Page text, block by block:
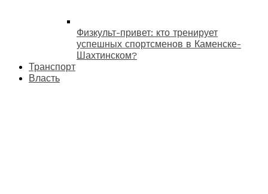
Физкульт-привет: кто тренирует
успешных спортсменов в Каменске-
Шахтинском?
Транспорт
Власть